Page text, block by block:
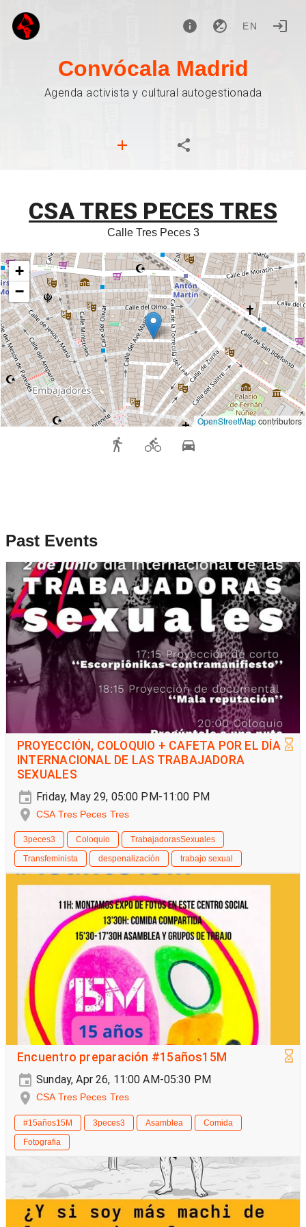
EN
Convócala Madrid
Agenda activista y cultural autogestionada
CSA TRES PECES TRES
Calle Tres Peces 3
+
−
OpenStreetMapcontributors
Past Events
PROYECCIÓN, COLOQUIO + CAFETA POR EL DÍA
INTERNACIONAL DE LAS TRABAJADORA
SEXUALES
Friday, May 29, 05:00 PM-11:00 PM
CSA Tres Peces Tres
3peces3 Coloquio
TrabajadorasSexuales
Transfeminista
despenalización trabajo sexual
Encuentro preparación #15años15M
Sunday, Apr 26, 11:00 AM-05:30 PM
CSA Tres Peces Tres
#15años15M 3peces3 Asamblea
Comida
Fotografia